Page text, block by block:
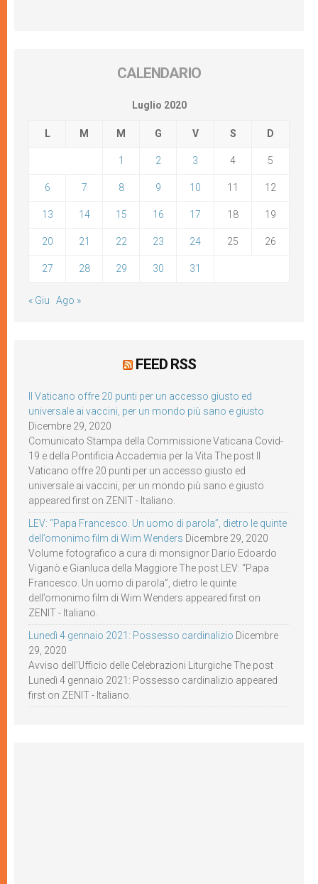
CALENDARIO
Luglio 2020
L M M G V S D
1 2 3 4 5
6 7 8 9 10 11 12
13 14 15 16 17 18 19
20 21 22 23 24 25 26
27 28 29 30 31
« Giu Ago »
FEED RSS
Il Vaticano offre 20 punti per un accesso giusto ed
universale ai vaccini, per un mondo più sano e giusto
Dicembre 29, 2020
Comunicato Stampa della Commissione Vaticana Covid-
19 e della Pontificia Accademia per la Vita The post Il
Vaticano offre 20 punti per un accesso giusto ed
universale ai vaccini, per un mondo più sano e giusto
appeared first on ZENIT - Italiano.
LEV: “Papa Francesco. Un uomo di parola”, dietro le quinte
dell’omonimo film di Wim Wenders Dicembre 29, 2020
Volume fotografico a cura di monsignor Dario Edoardo
Viganò e Gianluca della Maggiore The post LEV: “Papa
Francesco. Un uomo di parola”, dietro le quinte
dell’omonimo film di Wim Wenders appeared first on
ZENIT - Italiano.
Lunedì 4 gennaio 2021: Possesso cardinalizio Dicembre
29, 2020
Avviso dell’Ufficio delle Celebrazioni Liturgiche The post
Lunedì 4 gennaio 2021: Possesso cardinalizio appeared
first on ZENIT - Italiano.